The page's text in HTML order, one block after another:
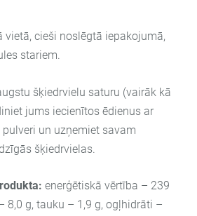
vietā, cieši noslēgtā iepakojumā,
stariem.
šķiedrvielu saturu (vairāk kā
jums iecienītos ēdienus ar
un uzņemiet savam
šķiedrvielas.
enerģētiskā vērtība – 239
8,0 g, tauku – 1,9 g, ogļhidrāti –